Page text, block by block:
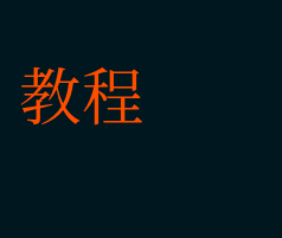
教程